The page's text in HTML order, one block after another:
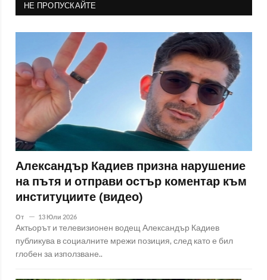
НЕ ПРОПУСКАЙТЕ
Александър Кадиев призна нарушение
на пътя и отправи остър коментар към
институциите (видео)
От 13 Юли 2026
Актьорът и телевизионен водещ Александър Кадиев
публикува в социалните мрежи позиция, след като е бил
глобен за използване..